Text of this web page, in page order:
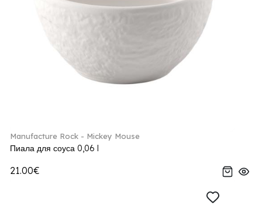
Manufacture Rock - Mickey Mouse
Пиала для соуса 0,06 l
21.00€